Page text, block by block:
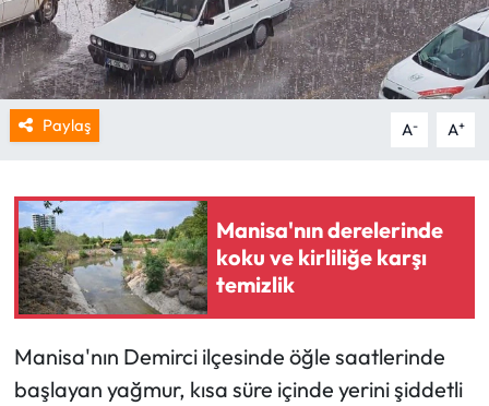
Paylaş A- A+
Manisa'nın derelerinde
koku ve kirliliğe karşı
temizlik
Manisa'nın Demirci ilçesinde öğle saatlerinde
başlayan yağmur, kısa süre içinde yerini şiddetli